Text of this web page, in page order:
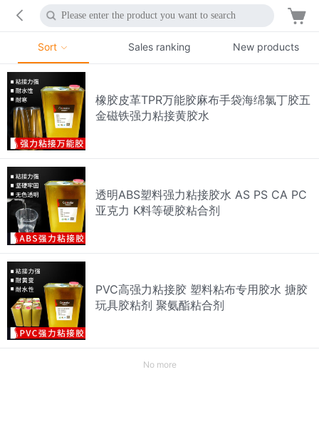
Sort Sales ranking New products
橡胶皮革TPR万能胶麻布手袋海绵氯丁胶五
金磁铁强力粘接黄胶水
透明ABS塑料强力粘接胶水 AS PS CA PC
亚克力 K料等硬胶粘合剂
PVC高强力粘接胶 塑料粘布专用胶水 搪胶
玩具胶粘剂 聚氨酯粘合剂
No more